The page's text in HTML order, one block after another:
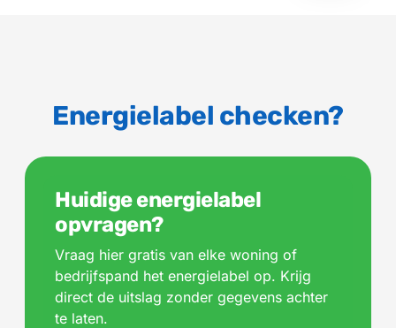
Energielabel checken?
Huidige energielabel
opvragen?
Vraag hier gratis van elke woning of
bedrijfspand het energielabel op. Krijg
direct de uitslag zonder gegevens achter
te laten.